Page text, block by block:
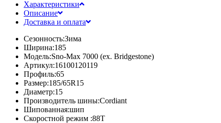
Характеристики
Описание
Доставка и оплата
Сезонность:Зима
Ширина:185
Модель:Sno-Max 7000 (ex. Bridgestone)
Артикул:16100120119
Профиль:65
Размер:185/65R15
Диаметр:15
Производитель шины:Cordiant
Шипованная:шип
Скоростной режим :88T